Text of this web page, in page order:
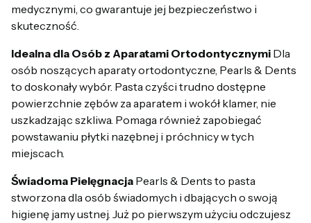
medycznymi, co gwarantuje jej bezpieczeństwo i
skuteczność.
Idealna dla Osób z Aparatami Ortodontycznymi Dla
osób noszących aparaty ortodontyczne, Pearls & Dents
to doskonały wybór. Pasta czyści trudno dostępne
powierzchnie zębów za aparatem i wokół klamer, nie
uszkadzając szkliwa. Pomaga również zapobiegać
powstawaniu płytki nazębnej i próchnicy w tych
miejscach.
Świadoma Pielęgnacja Pearls & Dents to pasta
stworzona dla osób świadomych i dbających o swoją
higienę jamy ustnej. Już po pierwszym użyciu odczujesz